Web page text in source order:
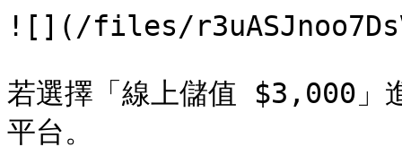
![](/files/
若選擇「線上儲值 $3,000」
平台。